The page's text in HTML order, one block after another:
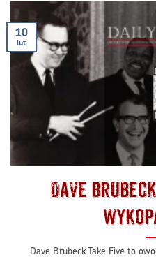
Dave
Dave Brubeck Take Five to
10
lut